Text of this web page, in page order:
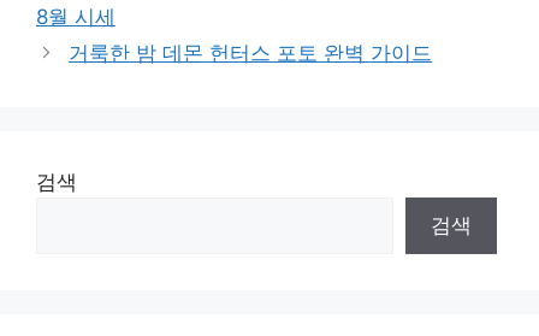
8월 시세
거룩한 밤 데몬 헌터스 포토 완벽 가이드
검색
검색